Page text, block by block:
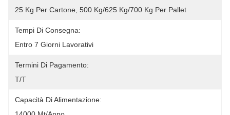
25 Kg Per Cartone, 500 Kg/625 Kg/700 Kg Per Pallet
Tempi Di Consegna:
Entro 7 Giorni Lavorativi
Termini Di Pagamento:
T/T
Capacità Di Alimentazione: